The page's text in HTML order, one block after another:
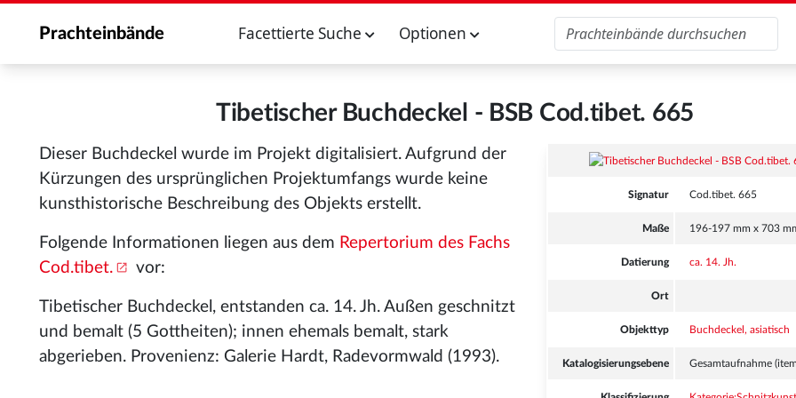
Prachteinbände Facettierte Suche Optionen
Tibetischer Buchdeckel - BSB Cod.tibet. 665
Signatur Cod.tibet. 665
Maße 196-197 mm x 703
Datierung ca. 14. Jh.
Ort
Objekttyp Buchdeckel, asiatisch
Katalogisierungsebene Gesamtaufnahme
Dieser Buchdeckel wurde im Projekt digitalisiert. Aufgrund der
Kürzungen des ursprünglichen Projektumfangs wurde keine
kunsthistorische Beschreibung des Objekts erstellt.
Folgende Informationen liegen aus dem Repertorium des Fachs
Cod.tibet.
vor:
Tibetischer Buchdeckel, entstanden ca. 14. Jh. Außen geschnitzt
und bemalt (5 Gottheiten); innen ehemals bemalt, stark
abgerieben. Provenienz: Galerie Hardt, Radevormwald (1993).